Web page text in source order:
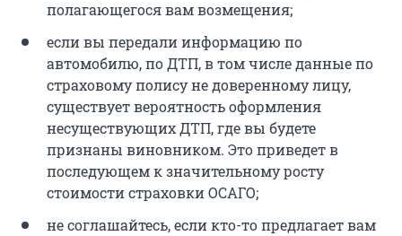
полагающегося вам возмещения;
если вы передали информацию по
автомобилю, по ДТП, в том числе данные по
страховому полису не доверенному лицу,
существует вероятность оформления
несуществующих ДТП, где вы будете
признаны виновником. Это приведет в
последующем к значительному росту
стоимости страховки ОСАГО;
не соглашайтесь, если кто-то предлагает вам